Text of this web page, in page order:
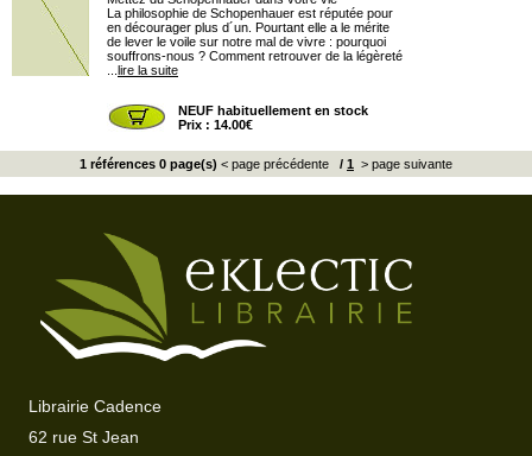
La philosophie de Schopenhauer est réputée pour
en décourager plus d´un. Pourtant elle a le mérite
de lever le voile sur notre mal de vivre : pourquoi
souffrons-nous ? Comment retrouver de la légèreté
lire la suite
NEUF habituellement en stock
Prix : 14.00€
1 références 0 page(s) < page précédente / 1 > page suivante
Librairie Cadence
62 rue St Jean